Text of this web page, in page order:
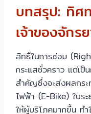
บทสรุป: ทิศ
เจ้าของจักร
สิทธิ์ในการซ่อม
กระแสชั่วคราว แต่เป็
สำคัญซึ่งจะส่งผลกระ
ไฟฟ้า (E-Bike) ในระ
ให้ผู้บริโภคมากขึ้น ทำ